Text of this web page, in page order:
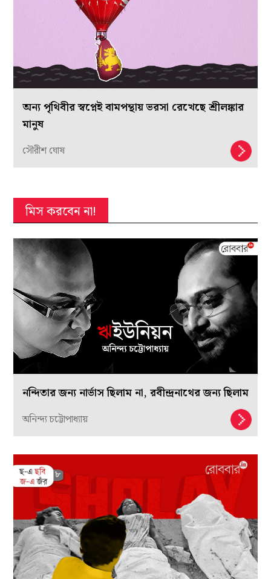
অন্য পৃথিবীর স্বপ্নেই বামপন্থায় ভরসা রেখেছে শ্রীলঙ্কার
মানুষ
সৌরীশ ঘোষ
মিস করবেন না!
নন্দিতার জন্য নার্ভাস ছিলাম না, রবীন্দ্রনাথের জন্য ছিলাম
অনিন্দ্য চট্টোপাধ্যায়